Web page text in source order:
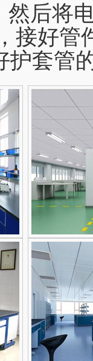
后将
接好管
套管的